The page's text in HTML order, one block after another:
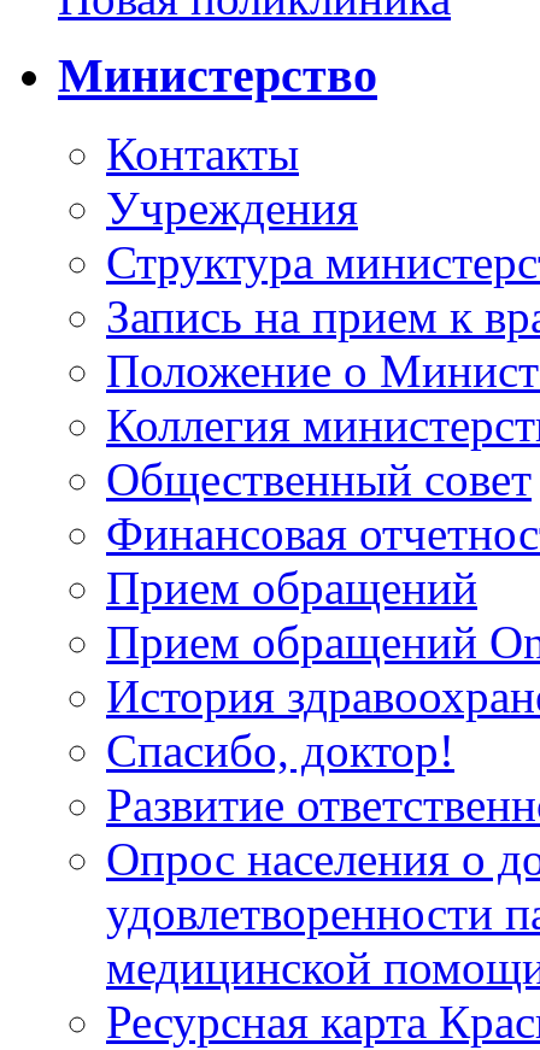
Министерство
Контакты
Учреждения
Структура
Запись на прием к
Положение о
Коллегия
Общественный совет
Финансовая
Прием обращений
Прием обращений
История
Спасибо, доктор!
Развитие
Опрос населения о
удовлетворенности
медицинской
Ресурсная карта